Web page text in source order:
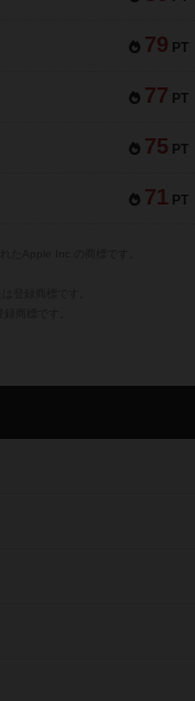
79 PT
77 PT
75 PT
71 PT